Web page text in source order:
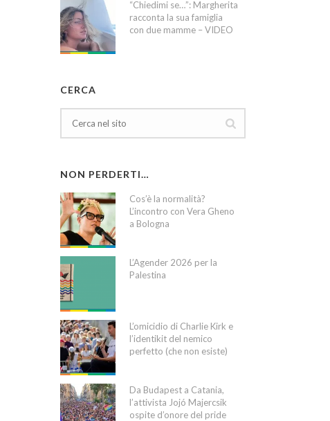
“Chiedimi se…”: Margherita
racconta la sua famiglia
con due mamme – VIDEO
CERCA
NON PERDERTI…
Cos’è la normalità?
L’incontro con Vera Gheno
a Bologna
L’Agender 2026 per la
Palestina
L’omicidio di Charlie Kirk e
l’identikit del nemico
perfetto (che non esiste)
Da Budapest a Catania,
l’attivista Jojó Majercsik
ospite d’onore del pride